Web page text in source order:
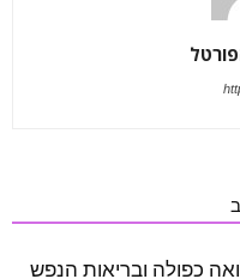
כפולה ובריאות הנפש